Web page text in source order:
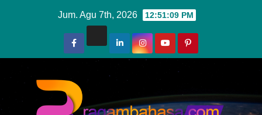
Jum. Agu 7th, 2026 12:51:11 PM